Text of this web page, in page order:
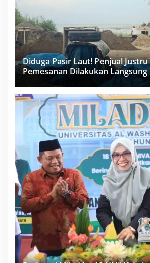
Diduga Pasir Laut! Penjual
Pemesanan Dilakukan